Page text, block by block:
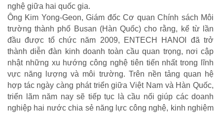
nghệ giữa hai quốc gia.
Ông Kim Yong-Geon, Giám đốc Cơ quan Chính sách Môi
trường thành phố Busan (Hàn Quốc) cho rằng, kể từ lần
đầu được tổ chức năm 2009, ENTECH HANOI đã trở
thành diễn đàn kinh doanh toàn cầu quan trọng, nơi cập
nhật những xu hướng công nghệ tiên tiến nhất trong lĩnh
vực năng lượng và môi trường. Trên nền tảng quan hệ
hợp tác ngày càng phát triển giữa Việt Nam và Hàn Quốc,
triển lãm năm nay sẽ tiếp tục là cầu nối giúp các doanh
nghiệp hai nước chia sẻ năng lực công nghệ, kinh nghiệm